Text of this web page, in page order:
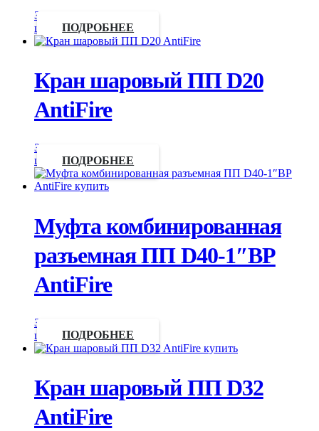
Запросить
цену
ПОДРОБНЕЕ
Кран шаровый ПП D20
AntiFire
Запросить
цену
ПОДРОБНЕЕ
Муфта комбинированная
разъемная ПП D40-1″ВР
AntiFire
Запросить
цену
ПОДРОБНЕЕ
Кран шаровый ПП D32
AntiFire